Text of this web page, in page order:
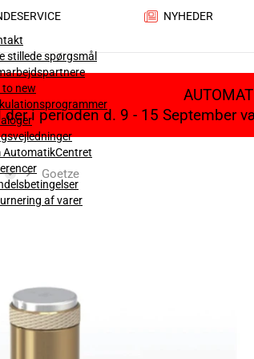
stillede spørgsmål
to new
AutomatikCentret
af varer
NYHEDER
der i perioden d. 9 - 15 September
Goetze